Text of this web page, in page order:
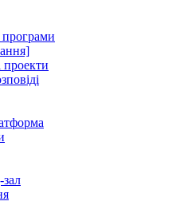
програми
проекти